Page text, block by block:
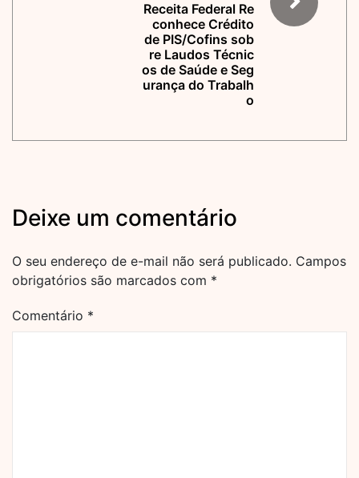
Receita Federal Re
conhece Crédito
de PIS/Cofins sob
re Laudos Técnic
os de Saúde e Seg
urança do Trabalh
o
Deixe um comentário
O seu endereço de e-mail não será publicado. Campos
obrigatórios são marcados com *
Comentário *